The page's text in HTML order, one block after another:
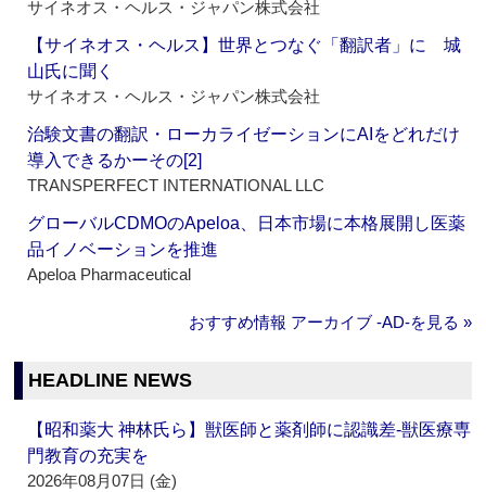
サイネオス・ヘルス・ジャパン株式会社
【サイネオス・ヘルス】世界とつなぐ「翻訳者」に 城
山氏に聞く
サイネオス・ヘルス・ジャパン株式会社
治験文書の翻訳・ローカライゼーションにAIをどれだけ
導入できるかーその[2]
TRANSPERFECT INTERNATIONAL LLC
グローバルCDMOのApeloa、日本市場に本格展開し医薬
品イノベーションを推進
Apeloa Pharmaceutical
おすすめ情報 アーカイブ ‐AD‐を見る »
HEADLINE NEWS
【昭和薬大 神林氏ら】獣医師と薬剤師に認識差‐獣医療専
門教育の充実を
2026年08月07日 (金)